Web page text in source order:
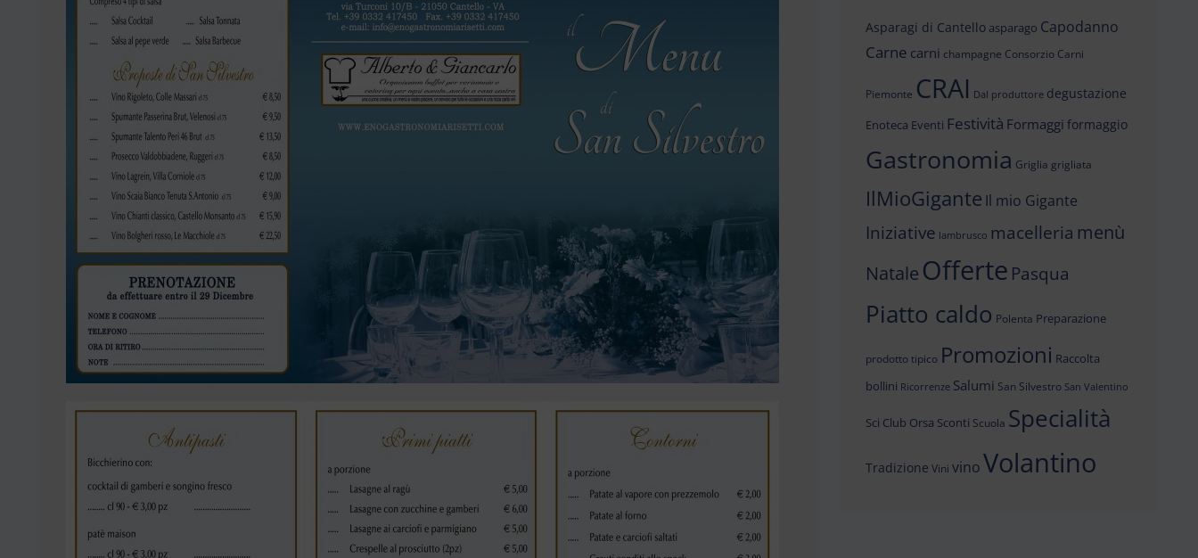
Asparagi di Cantello asparago Capodanno
Carne carni champagne Consorzio Carni
Piemonte CRAI Dal produttore degustazione
Enoteca Eventi Festività Formaggi formaggio
Gastronomia Griglia grigliata
IlMioGigante Il mio Gigante
Iniziative lambrusco macelleria menù
Natale Offerte Pasqua
Piatto caldo Polenta Preparazione
prodotto tipico Promozioni Raccolta
bollini Ricorrenze Salumi San Silvestro San Valentino
Sci Club Orsa Sconti Scuola Specialità
Tradizione Vini vinoVolantino